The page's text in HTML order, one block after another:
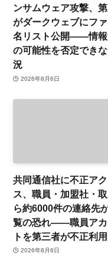
ンサムウェア攻撃、
がダークウェブにフ
名リスト公開——情報
の可能性を否定でき
況
2026年8月6日
共同通信社に不正ア
ス、職員・加盟社・
ら約6000件の連絡先
覧の恐れ——職員ア
トを第三者が不正利
2026年8月6日